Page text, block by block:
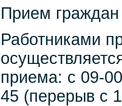
Прием граждан
Работниками
приема: с 09-
45 (перерыв с